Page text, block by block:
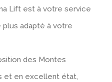
Lift est à votre service
adapté à votre
des Montes
et en excellent état,